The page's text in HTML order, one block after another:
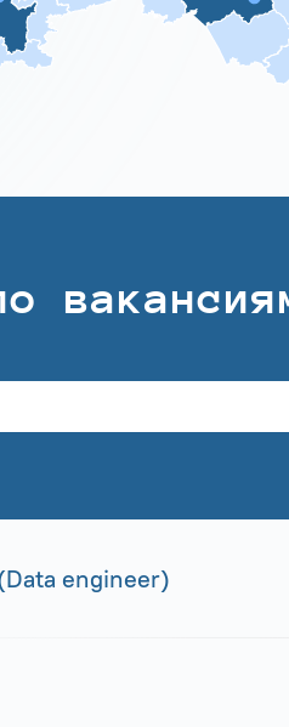
engineer)